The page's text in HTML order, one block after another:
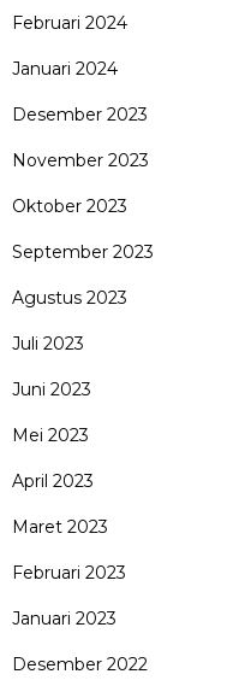
Februari 2024
Januari 2024
Desember 2023
November 2023
Oktober 2023
September 2023
Agustus 2023
Juli 2023
Juni 2023
Mei 2023
April 2023
Maret 2023
Februari 2023
Januari 2023
Desember 2022